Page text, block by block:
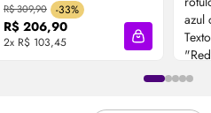
R$ 309,90 -33%
R$ 206,90
2x R$ 103,45 Adicionar à